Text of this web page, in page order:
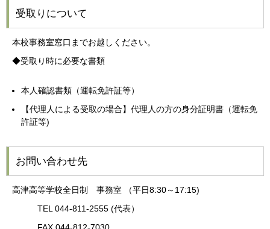
受取りについて
本校事務室窓口までお越しください。
◆受取り時に必要な書類
本人確認書類（運転免許証等）
【代理人による受取の場合】代理人の方の身分証明書（運転免
許証等)
お問い合わせ先
高津高等学校全日制 事務室 （平日8:30～17:15)
TEL 044-811-2555 (代表）